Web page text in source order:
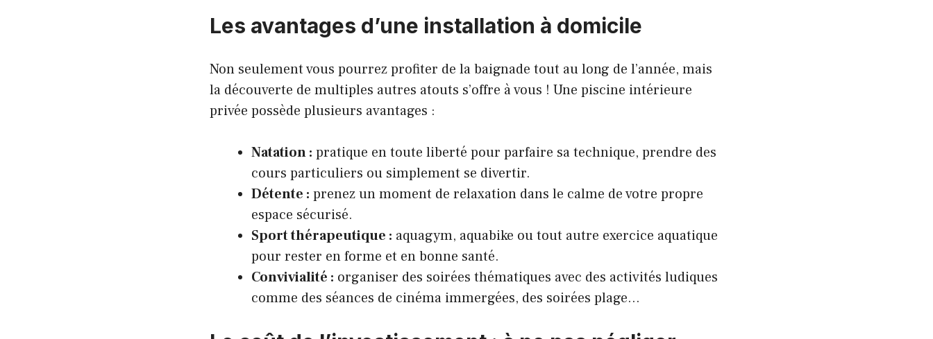
Les avantages d’une installation à domicile
Non seulement vous pourrez profiter de la baignade tout au long de l’année, mais
la découverte de multiples autres atouts s’offre à vous ! Une piscine intérieure
privée possède plusieurs avantages :
Natation : pratique en toute liberté pour parfaire sa technique, prendre des
cours particuliers ou simplement se divertir.
Détente : prenez un moment de relaxation dans le calme de votre propre
espace sécurisé.
Sport thérapeutique : aquagym, aquabike ou tout autre exercice aquatique
pour rester en forme et en bonne santé.
Convivialité : organiser des soirées thématiques avec des activités ludiques
comme des séances de cinéma immergées, des soirées plage…